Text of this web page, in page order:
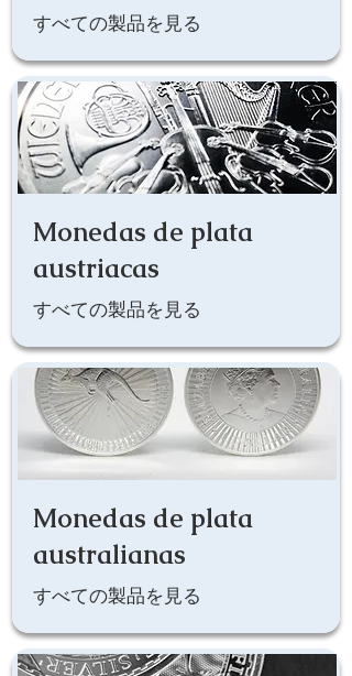
すべての製品を見る
Monedas de plata
austriacas
すべての製品を見る
Monedas de plata
australianas
すべての製品を見る